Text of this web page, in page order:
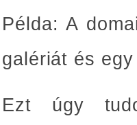
Példa: A
galériát és
Ezt úgy